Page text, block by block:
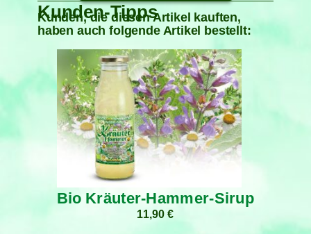
Kunden-Tipps
Kunden, die diesen Artikel kauften,
haben auch folgende Artikel bestellt:
Bio Kräuter-Hammer-Sirup
11,90€